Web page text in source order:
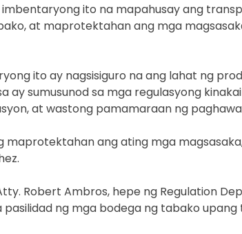
imbentaryong ito na mapahusay ang
at maprotektahan ang mga
ito ay nagsisiguro na ang lahat ng
ay sumusunod sa mga regulasyong
at wastong pamamaraan ng
maprotektahan ang ating mga
Robert Ambros, hepe ng Regulation
pasilidad ng mga bodega ng tabako